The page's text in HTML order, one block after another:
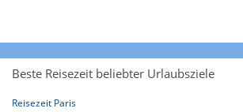
Beste Reisezeit beliebter Urlaubsziele
Reisezeit Paris